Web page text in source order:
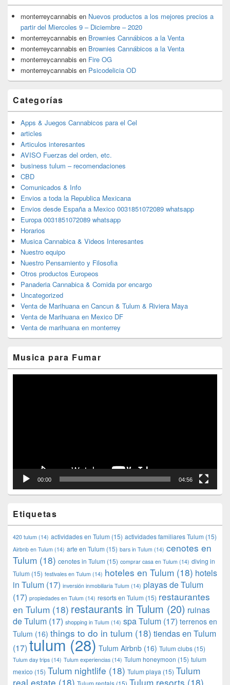
monterreycannabis en Nuevos productos a los mejores precios a
partir del Miercoles 9 – Diciembre – 2020
monterreycannabis en Brownies Cannábicos a la Venta
monterreycannabis en Brownies Cannábicos a la Venta
monterreycannabis en Fire OG
monterreycannabis en Psicodelicia OD
Categorías
Apps & Juegos Cannabicos para el Cel
articles
Articulos interesantes
AVISO Fuerzas del orden, etc.
business tulum – recomendaciones
CBD
Comunicados & Info
Envios a toda la Republica Mexicana
Envios desde España a Mexico 0031851072089 whatsapp
Europa 0031851072089 whatsapp
Horarios
Musica Cannabica & Videos Interesantes
Nuestro equipo
Nuestro Pensamiento y Filosofia
Otros productos Europeos
Panaderia Cannabica & Comida por encargo
Uncategorized
Venta de Marihuana en Cancun & Tulum & Riviera Maya
Venta de Marihuana en Mexico DF
Venta de marihuana en monterrey
Musica para Fumar
00:00 04:56
Etiquetas
420 tulum (14) actividades en Tulum (15) actividades familiares Tulum (15)
Airbnb en Tulum (14) arte en Tulum (15) bars in Tulum (14) cenotes en
Tulum (18) cenotes in Tulum (15) comprar casa en Tulum (14) diving in
Tulum (15) festivales en Tulum (14) hoteles en Tulum (18) hotels
in Tulum (17) inversión inmobiliaria Tulum (14) playas de Tulum
(17) propiedades en Tulum (14) resorts en Tulum (15) restaurantes
en Tulum (18) restaurants in Tulum (20) ruinas
de Tulum (17) shopping in Tulum (14) spa Tulum (17) terrenos en
Tulum (16) things to do in tulum (18) tiendas en Tulum
(17) tulum(28) Tulum Airbnb (16) Tulum clubs (15)
Tulum day trips (14) Tulum experiencias (14) Tulum honeymoon (15) tulum
mexico (15) Tulum nightlife (18) Tulum playa (15) Tulum
real estate (18) Tulum rentals (15) Tulum resorts (18)